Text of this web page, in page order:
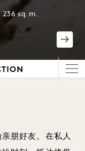
236 sq.m.
朋好友。在私人